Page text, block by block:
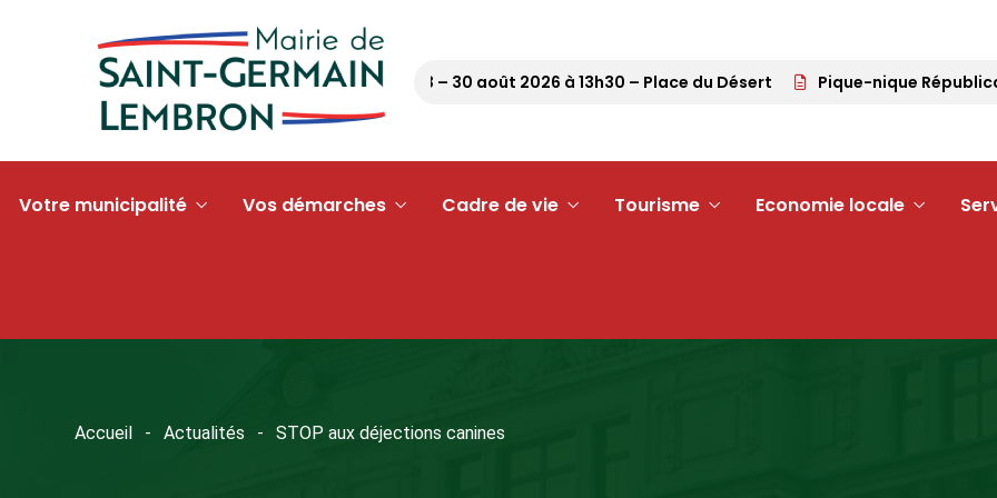
Pétanque tour 63 – 30 août 2026 à 13h30 – Place du Désert Pique-nique Républicain
Votre municipalité Vos démarches Cadre de vie Tourisme Economie locale
Accueil Actualités STOP aux déjections canines